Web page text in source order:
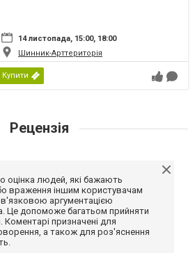
14 листопада, 15:00, 18:00
Шинник-Арттериторія
Купити
Рецензія
оцінка людей, які бажають
враження іншим користувачам
аргументацією
Це допоможе багатьом прийняти
призначені для
а також для роз'яснення